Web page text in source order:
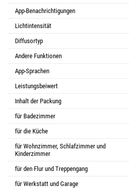
App-Benachrichtigungen
Lichtintensität
Diffusortyp
Andere Funktionen
App-Sprachen
Leistungsbeiwert
Inhalt der Packung
für Badezimmer
für die Küche
für Wohnzimmer, Schlafzimmer und
Kinderzimmer
für den Flur und Treppengang
für Werkstatt und Garage